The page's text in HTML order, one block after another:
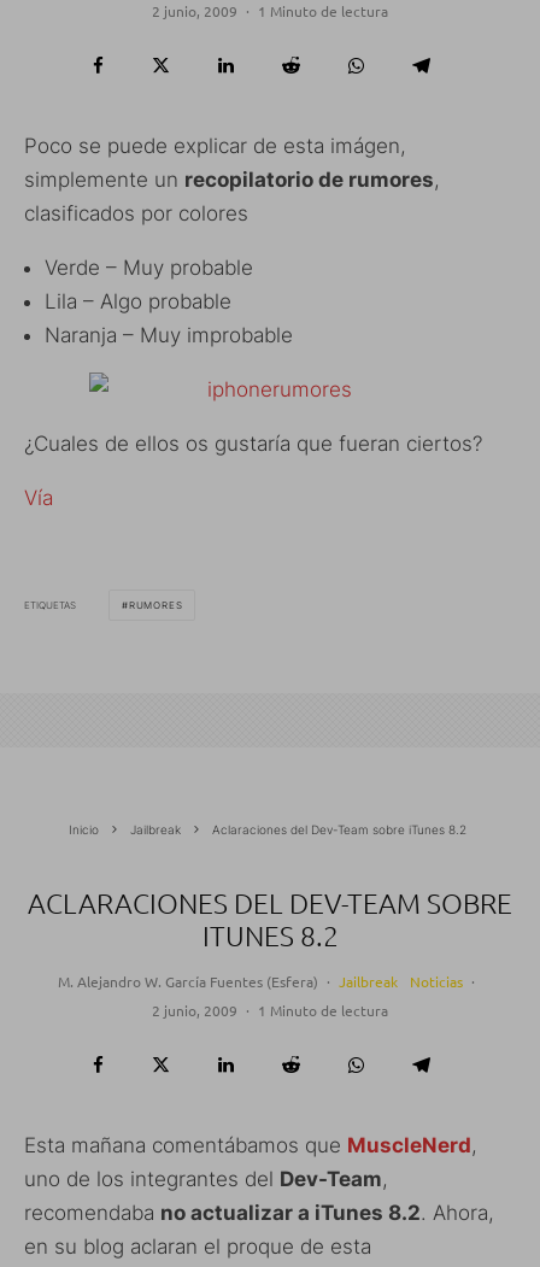
2 junio, 2009 · 1 Minuto de lectura
Poco se puede explicar de esta imágen,
simplemente un recopilatorio de rumores,
clasificados por colores
Verde – Muy probable
Lila – Algo probable
Naranja – Muy improbable
¿Cuales de ellos os gustaría que fueran ciertos?
Vía
ETIQUETAS RUMORES
Inicio Jailbreak Aclaraciones del Dev-Team sobre iTunes 8.2
ACLARACIONES DEL DEV-TEAM SOBRE
ITUNES 8.2
M. Alejandro W. García Fuentes (Esfera) · Jailbreak Noticias ·
2 junio, 2009 · 1 Minuto de lectura
Esta mañana comentábamos que MuscleNerd,
uno de los integrantes del Dev-Team,
recomendaba no actualizar a iTunes 8.2. Ahora,
en su blog aclaran el proque de esta